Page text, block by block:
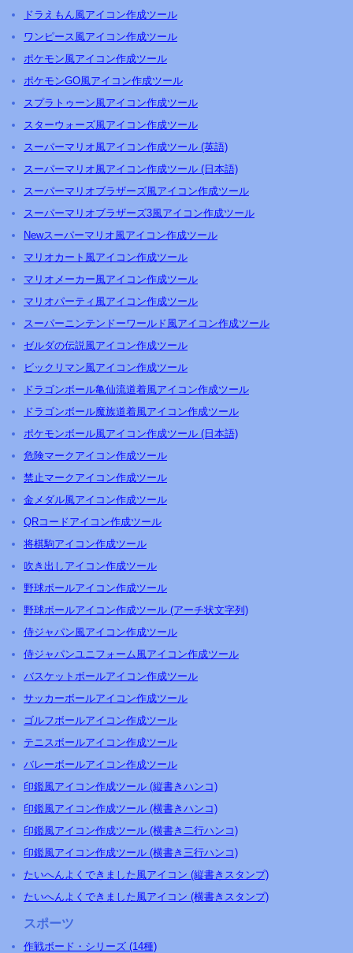
ドラえもん風アイコン作成ツール
ワンピース風アイコン作成ツール
ポケモン風アイコン作成ツール
ポケモンGO風アイコン作成ツール
スプラトゥーン風アイコン作成ツール
スターウォーズ風アイコン作成ツール
スーパーマリオ風アイコン作成ツール (英語)
スーパーマリオ風アイコン作成ツール (日本語)
スーパーマリオブラザーズ風アイコン作成ツール
スーパーマリオブラザーズ3風アイコン作成ツール
Newスーパーマリオ風アイコン作成ツール
マリオカート風アイコン作成ツール
マリオメーカー風アイコン作成ツール
マリオパーティ風アイコン作成ツール
スーパーニンテンドーワールド風アイコン作成ツール
ゼルダの伝説風アイコン作成ツール
ビックリマン風アイコン作成ツール
ドラゴンボール亀仙流道着風アイコン作成ツール
ドラゴンボール魔族道着風アイコン作成ツール
ポケモンボール風アイコン作成ツール (日本語)
危険マークアイコン作成ツール
禁止マークアイコン作成ツール
金メダル風アイコン作成ツール
QRコードアイコン作成ツール
将棋駒アイコン作成ツール
吹き出しアイコン作成ツール
野球ボールアイコン作成ツール
野球ボールアイコン作成ツール (アーチ状文字列)
侍ジャパン風アイコン作成ツール
侍ジャパンユニフォーム風アイコン作成ツール
バスケットボールアイコン作成ツール
サッカーボールアイコン作成ツール
ゴルフボールアイコン作成ツール
テニスボールアイコン作成ツール
バレーボールアイコン作成ツール
印鑑風アイコン作成ツール (縦書きハンコ)
印鑑風アイコン作成ツール (横書きハンコ)
印鑑風アイコン作成ツール (横書き二行ハンコ)
印鑑風アイコン作成ツール (横書き三行ハンコ)
たいへんよくできました風アイコン (縦書きスタンプ)
たいへんよくできました風アイコン (横書きスタンプ)
スポーツ
作戦ボード・シリーズ (14種)